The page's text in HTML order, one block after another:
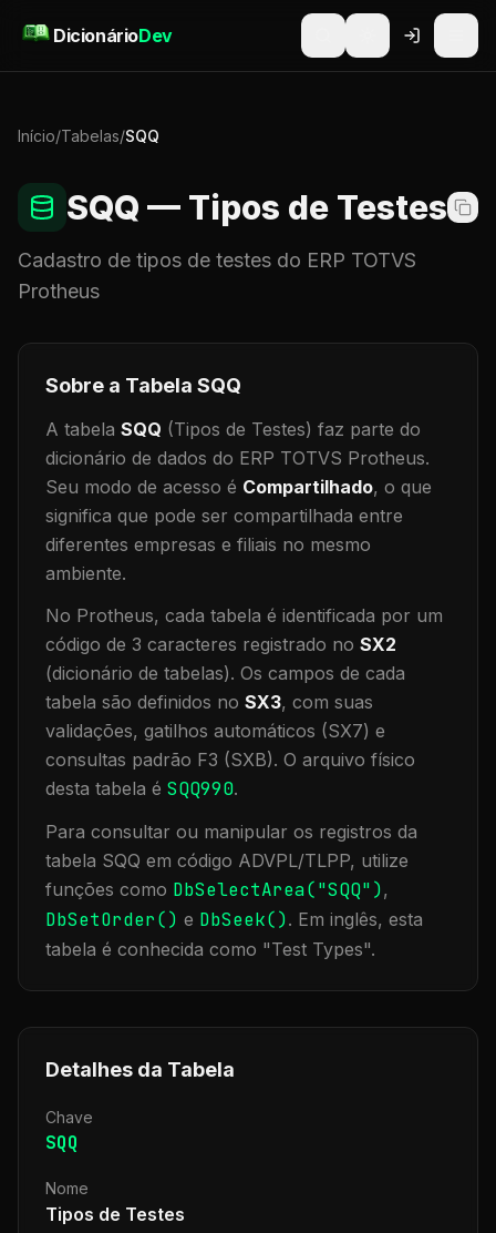
DicionárioDev
Início/Tabelas/SQQ
SQQ — Tipos de Testes
Cadastro de tipos de testes do ERP TOTVS
Protheus
Sobre a Tabela SQQ
A tabela SQQ (Tipos de Testes) faz parte do
dicionário de dados do ERP TOTVS Protheus.
Seu modo de acesso é Compartilhado, o que
significa que pode ser compartilhada entre
diferentes empresas e filiais no mesmo
ambiente.
No Protheus, cada tabela é identificada por um
código de 3 caracteres registrado no SX2
(dicionário de tabelas). Os campos de cada
tabela são definidos no SX3, com suas
validações, gatilhos automáticos (SX7) e
consultas padrão F3 (SXB). O arquivo físico
desta tabela é SQQ990.
Para consultar ou manipular os registros da
tabela SQQ em código ADVPL/TLPP, utilize
funções como DbSelectArea("SQQ"),
DbSetOrder() e DbSeek(). Em inglês, esta
tabela é conhecida como "Test Types".
Detalhes da Tabela
Chave
SQQ
Nome
Tipos de Testes